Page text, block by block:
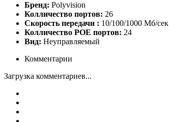
Бренд: Polyvision
Колличество портов: 26
Скорость передачи : 10/100/1000 Мб/сек
Колличество POE портов: 24
Вид: Неуправляемый
Комментарии
Загрузка комментариев...